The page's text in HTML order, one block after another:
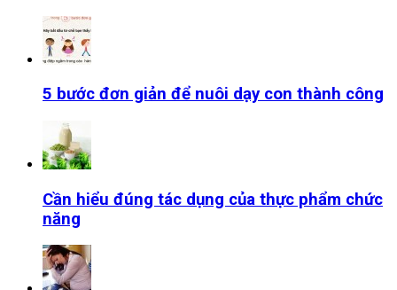
5 bước đơn giản để nuôi dạy con thành công
Cần hiểu đúng tác dụng của thực phẩm chức
năng